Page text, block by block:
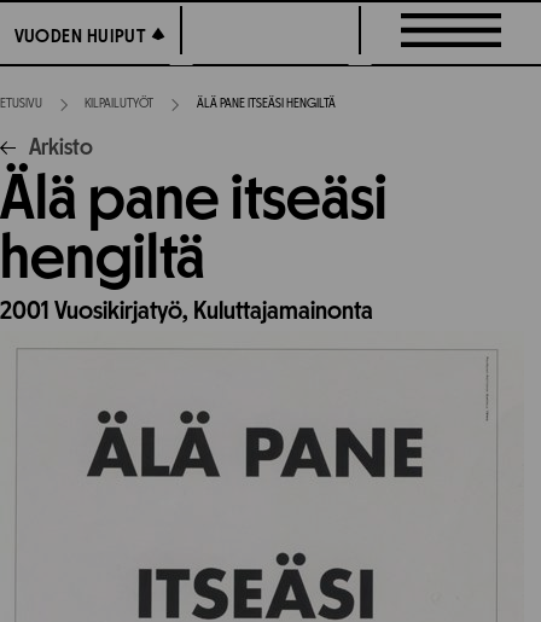
suoraan
sisältöön
VUODEN HUIPUT
VUODEN HUIPUT
ETUSIVU KILPAILUTYÖT ÄLÄ PANE ITSEÄSI HENGILTÄ
Arkisto
Älä pane itseäsi
hengiltä
2001 Vuosikirjatyö, Kuluttajamainonta